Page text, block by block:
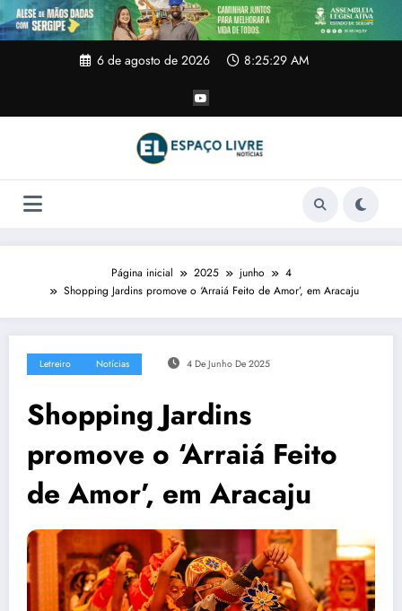
Pular
para
o
6 de agosto de 2026 8:25:30 AM
Página inicial 2025 junho
4
Shopping Jardins promove o ‘Arraiá Feito de Amor’, em Aracaju
Letreiro Notícias 4 De Junho De 2025
Shopping Jardins
promove o ‘Arraiá Feito
de Amor’, em Aracaju